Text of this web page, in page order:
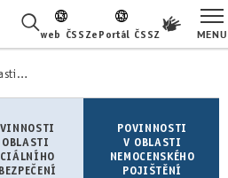
web ČSSZePortál ČSSZ MENU
POVINNOSTI
V OBLASTI
NEMOCENSKÉHO
POJIŠTĚNÍ